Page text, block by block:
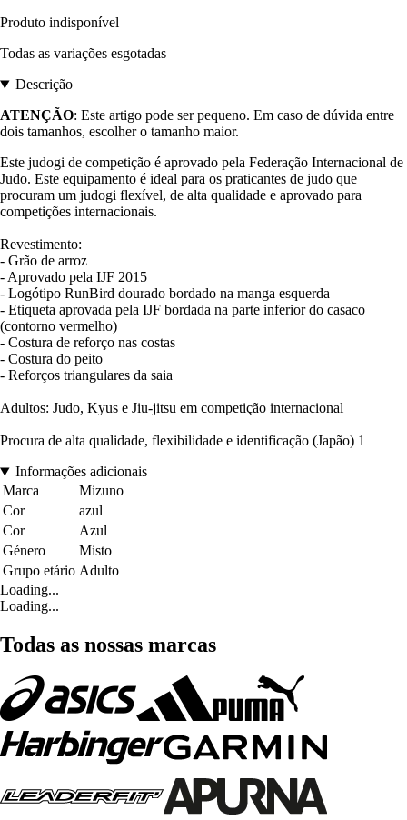
Produto indisponível
Todas as variações esgotadas
Descrição
ATENÇÃO: Este artigo pode ser pequeno. Em caso de dúvida entre
dois tamanhos, escolher o tamanho maior.
Este judogi de competição é aprovado pela Federação Internacional de
Judo. Este equipamento é ideal para os praticantes de judo que
procuram um judogi flexível, de alta qualidade e aprovado para
competições internacionais.
Revestimento:
- Grão de arroz
- Aprovado pela IJF 2015
- Logótipo RunBird dourado bordado na manga esquerda
- Etiqueta aprovada pela IJF bordada na parte inferior do casaco
(contorno vermelho)
- Costura de reforço nas costas
- Costura do peito
- Reforços triangulares da saia
Adultos: Judo, Kyus e Jiu-jitsu em competição internacional
Procura de alta qualidade, flexibilidade e identificação (Japão) 1
Informações adicionais
Marca
Mizuno
Cor
azul
Cor
Azul
Género
Misto
Grupo etário Adulto
Loading...
Loading...
Todas as nossas marcas